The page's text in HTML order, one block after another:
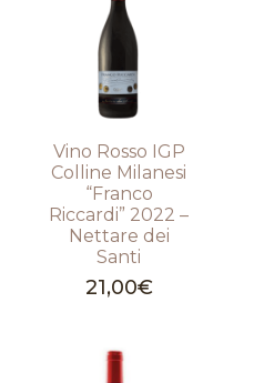
Vino Rosso IGP
Colline Milanesi
“Franco
Riccardi” 2022 –
Nettare dei
Santi
21,00€